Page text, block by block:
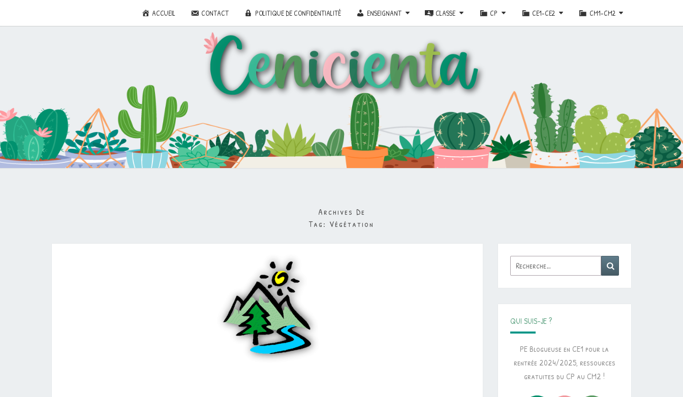
ACCUEIL CONTACT POLITIQUE DE CONFIDENTIALITÉ ENSEIGNANT CLASSE CP CE1-CE2 CM1-CM2
Archives De
Tag: Végétation
Rechercher :
QUI SUIS-JE ?
PE Blogueuse en CE1 pour la
rentrée 2024/2025, ressources
gratuites du CP au CM2 !